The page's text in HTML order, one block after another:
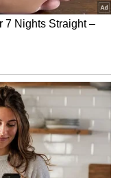
(Netted)
கூர்மையான
பேப்பர்